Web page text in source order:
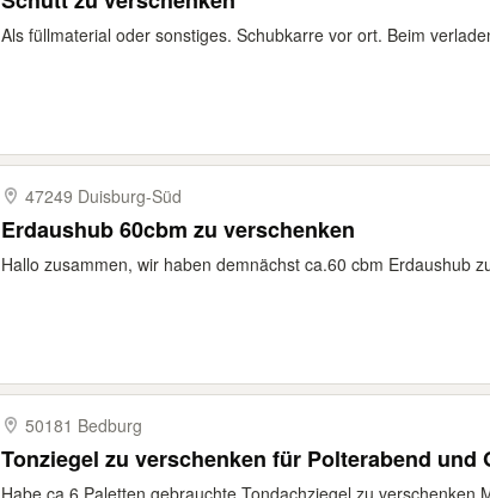
Als füllmaterial oder sonstiges. Schubkarre vor ort. Beim
47249 Duisburg-​Süd
Erdaushub 60cbm zu verschenken
Hallo zusammen, wir haben demnächst ca.60 cbm Erdaushub
50181 Bedburg
Tonziegel zu verschenken für Polterabend und
Habe ca.6 Paletten gebrauchte Tondachziegel zu